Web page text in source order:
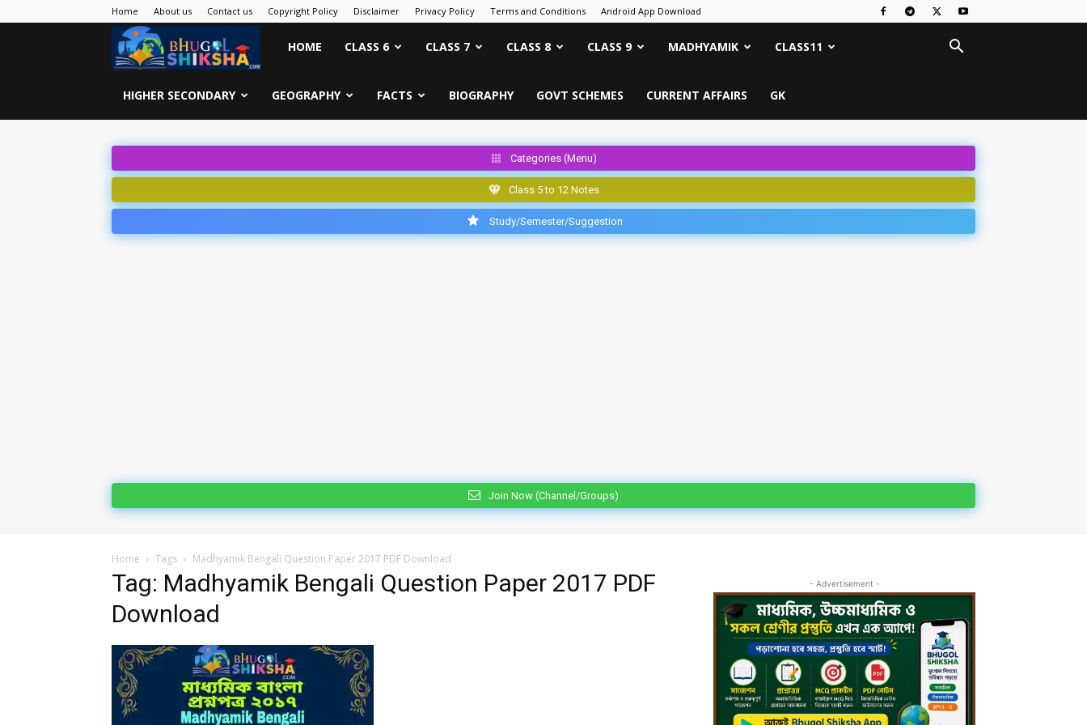
Home About us Contact us Copyright Policy Disclaimer Privacy Policy Terms and Conditions Android App Download
Bhugol
Shiksha
HOME CLASS 6 CLASS 7 CLASS 8 CLASS 9 MADHYAMIK CLASS11
HIGHER SECONDARY GEOGRAPHY FACTS BIOGRAPHY GOVT SCHEMES CURRENT AFFAIRS GK
Categories (Menu)
Class 5 to 12 Notes
Study/Semester/Suggestion
Join Now (Channel/Groups)
Home Tags Madhyamik Bengali Question Paper 2017 PDF Download
Tag: Madhyamik Bengali Question Paper 2017 PDF
Download
- Advertisement -